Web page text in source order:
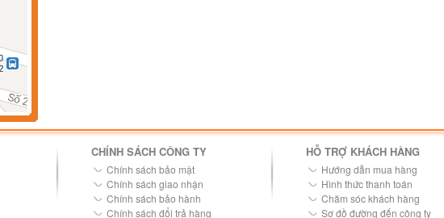
CHÍNH SÁCH CÔNG TY
Chính sách bảo mật
Chính sách giao nhận
Chính sách bảo hành
Chính sách đổi trả hàng
HỖ TRỢ KHÁCH HÀNG
Hướng dẫn mua hàng
Hình thức thanh toán
Chăm sóc khách hàng
Sơ đồ đường đến công ty